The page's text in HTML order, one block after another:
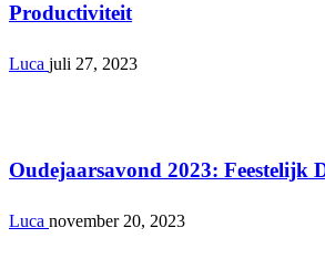
Productiviteit
Luca juli 27, 2023
Oudejaarsavond 2023: Feestelijk
Luca november 20, 2023